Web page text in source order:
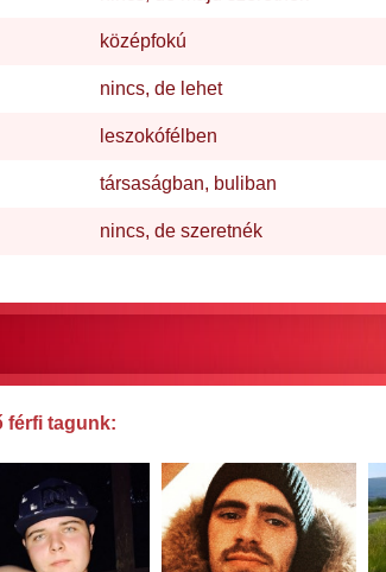
középfokú
nincs, de lehet
leszokófélben
társaságban, buliban
nincs, de szeretnék
férfi tagunk: